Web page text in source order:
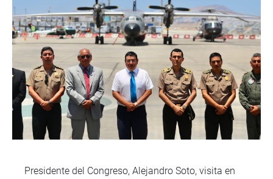
Presidente del Congreso, Alejandro Soto, visita en